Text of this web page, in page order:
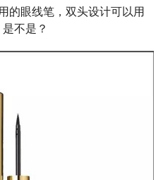
的眼线笔，双头设计可以用
不是？